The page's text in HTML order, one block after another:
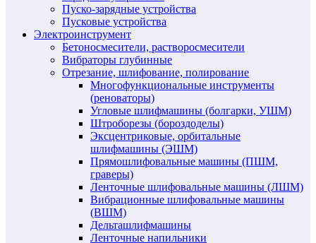
Пуско-зарядные устройства
Пусковые устройства
Электроинструмент
Бетоносмесители, растворосмесители
Вибраторы глубинные
Отрезание, шлифование, полирование
Многофункциональные инструменты
(реноваторы)
Угловые шлифмашины (болгарки, УШМ)
Штроборезы (бороздоделы)
Эксцентриковые, орбитальные
шлифмашины (ЭШМ)
Прямошлифовальные машины (ПШМ,
граверы)
Ленточные шлифовальные машины (ЛШМ)
Вибрационные шлифовальные машины
(ВШМ)
Дельташлифмашины
Ленточные напильники